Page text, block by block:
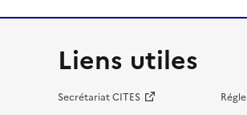
Liens utiles
Secrétariat CITES